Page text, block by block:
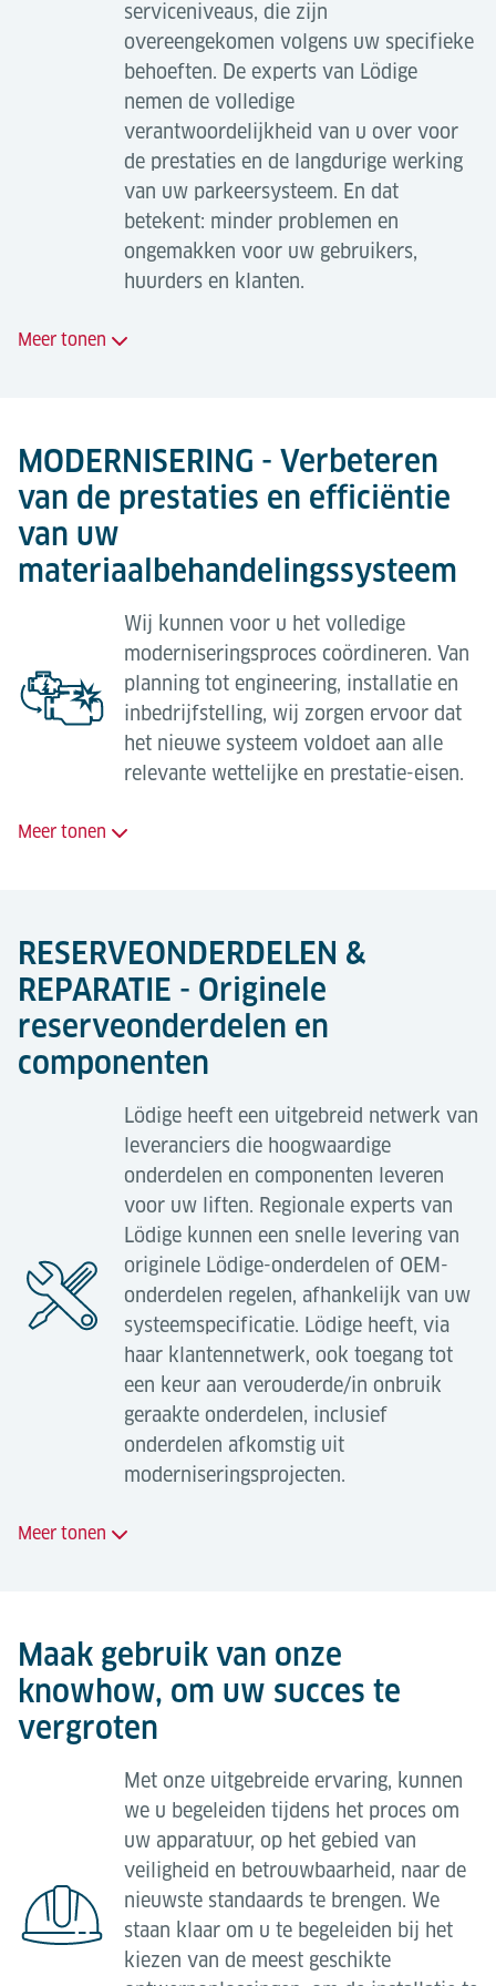
serviceniveaus, die zijn
overeengekomen volgens uw specifieke
behoeften. De experts van Lödige
nemen de volledige
verantwoordelijkheid van u over voor
de prestaties en de langdurige werking
van uw parkeersysteem. En dat
betekent: minder problemen en
ongemakken voor uw gebruikers,
huurders en klanten.
Meer tonen
We kunnen een verscheidenheid aan
onderhoudsdiensten leveren die zijn afgestemd op
uw behoefte. Onzebuitendienst biedt, tegen
concurrerende eenheidstarieven of op basis van een
vast maandelijks bedrag, afhankelijk van uw
Preventief onderhoud;
Oproepbaar bij storingen en reparaties ;
Voorspellend onderhoud;
Programmeerbare apparaatondersteuning;
Naleving van veiligheidseisen;
Ad-hoc ondersteuning van uw eigen
onderhoudsteam
Service in huis
Ons productService in huisbiedt een uitgebreide
onderhoudsservice die is ontworpen, om de
systeembeschikbaarheid te maximaliseren en de
kosten te verlagen, door de inzet van een team van
ervaren en hooggekwalificeerde onderhoudstechnici
ter plaatse.
De services, die als onderdeel van dit product
worden aangeboden, worden op maat gemaakt,
maar kunnen doorgaans het volgende omvatten:
Preventief onderhoud;
Voorspellend onderhoud;
onderhoudsmanagementsystemen (CMMS);
Ondersteuning voor alle programmeerbare
apparaten;
IT-toepassing en hardware, netwerk- / LAN-
ondersteuning;
Reserveonderdelen;
SCADA-operaties;
Gespecialiseerde technische diensten;
Naleving van veiligheidseisen;
MODERNISERING - Verbeteren
van de prestaties en efficiëntie
van uw
materiaalbehandelingssysteem
Wij kunnen voor u het volledige
moderniseringsproces coördineren. Van
planning tot engineering, installatie en
inbedrijfstelling, wij zorgen ervoor dat
het nieuwe systeem voldoet aan alle
relevante wettelijke en prestatie-eisen.
Meer tonen
PLC-upgrades (Siemens, Allen Bradley,
Mitsubishi, Omron, enz.);
Revisie of vervanging van mobiele uitrusting
(takels, transfervoertuig, SRM);
Conversie van gelijkstroom naar
wisselstroomaandrijving;
Upgrades van het veiligheidssysteem;
Upgrades van het horizontale en verticale
snelheids- / positioneringssysteem;
SCADA-systeemupgrades;
Sensor-upgrades.
Typische systeemverbeteringen
kunnen zijn:
streepjescodes, koelruimtefaciliteiten, enz.;
Integratie van verticale transportcapaciteit;
Integratie van röntgenapparatuur;
Transportbanden ombouwen van niet-
aangedreven naar aangedreven;
Vervangen van IT-toepassingen;
Procesoptimalisatie;
Ontmantelen / verplaatsen van apparatuur
RESERVEONDERDELEN &
REPARATIE - Originele
reserveonderdelen en
componenten
Lödige heeft een uitgebreid netwerk van
leveranciers die hoogwaardige
onderdelen en componenten leveren
voor uw liften. Regionale experts van
Lödige kunnen een snelle levering van
originele Lödige-onderdelen of OEM-
onderdelen regelen, afhankelijk van uw
systeemspecificatie. Lödige heeft, via
haar klantennetwerk, ook toegang tot
een keur aan verouderde/in onbruik
geraakte onderdelen, inclusief
onderdelen afkomstig uit
moderniseringsprojecten.
Meer tonen
Leveren van originele Lödige-onderdelen;
Leveren van originele OEM-onderdelen;
Specificatie en levering van aanbevolen
Vervangen van verouderde/in onbruik geraakte
Reparatie en renovatie van onderdelen.
Naast het bovengenoemde, is het mogelijk om
Maak gebruik van onze
knowhow, om uw succes te
vergroten
Met onze uitgebreide ervaring, kunnen
we u begeleiden tijdens het proces om
uw apparatuur, op het gebied van
veiligheid en betrouwbaarheid, naar de
nieuwste standaards te brengen. We
staan klaar om u te begeleiden bij het
kiezen van de meest geschikte